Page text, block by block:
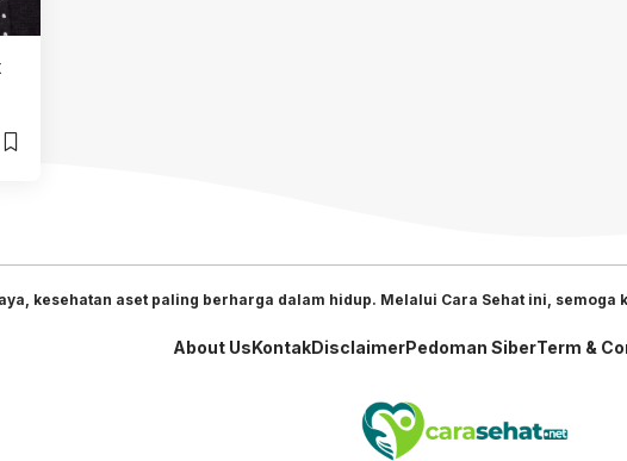
kesehatan aset paling berharga dalam hidup. Melalui Cara Sehat ini, semoga
About UsKontakDisclaimerPedoman SiberTerm &